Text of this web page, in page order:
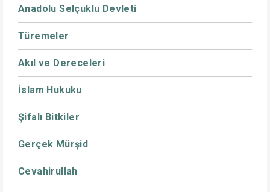
Anadolu Selçuklu Devleti
Türemeler
Akıl ve Dereceleri
İslam Hukuku
Şifalı Bitkiler
Gerçek Mürşid
Cevahirullah